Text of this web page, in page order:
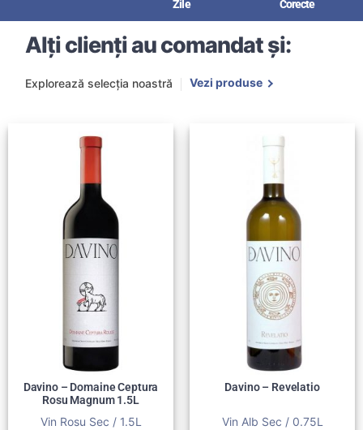
Zile Corecte
Alți clienți au comandat și:
Explorează selecția noastră Vezi produse
Davino – Domaine Ceptura
Rosu Magnum 1.5L
Vin Rosu Sec / 1.5L
Davino – Revelatio
Vin Alb Sec / 0.75L